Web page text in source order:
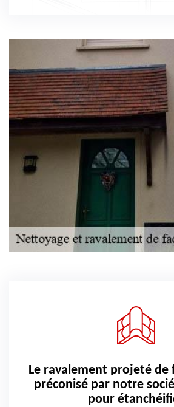
Le ravalement projeté de
préconisé par notre
pour